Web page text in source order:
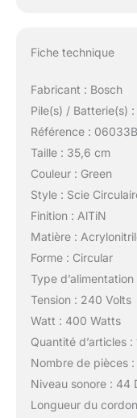
Fiche technique
Fabricant : Bosch
Pile(s) / Batterie(s)
Référence :
Taille : 35,6 cm
Couleur : Green
Style : Scie
Finition : AlTiN
Matière :
Forme : Circular
Type
Tension : 240 Volts
Watt : 400 Watts
Quantité d’articles :
Nombre de pièces :
Niveau sonore : 44
Longueur du